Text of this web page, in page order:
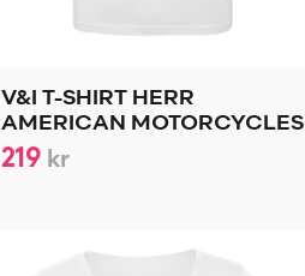
V&I T-SHIRT HERR
AMERICAN MOTORCYCLES
219 kr